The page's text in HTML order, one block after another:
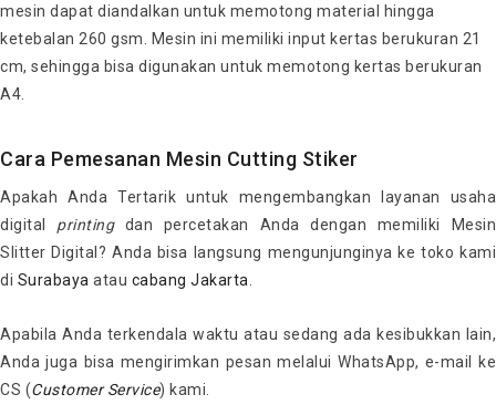
mesin dapat diandalkan untuk memotong material hingga
ketebalan 260 gsm. Mesin ini memiliki input kertas berukuran 21
cm, sehingga bisa digunakan untuk memotong kertas berukuran
A4.
Cara Pemesanan Mesin Cutting Stiker
Apakah Anda Tertarik untuk mengembangkan layanan usaha
digital printingdan percetakan Anda dengan memiliki Mesin
Slitter Digital? Anda bisa langsung mengunjunginya ke toko kami
di Surabaya atau cabang Jakarta
Apabila Anda terkendala waktu atau sedang ada kesibukkan lain,
Anda juga bisa mengirimkan pesan melalui WhatsApp, e-mail ke
CS (Customer Service) kami.